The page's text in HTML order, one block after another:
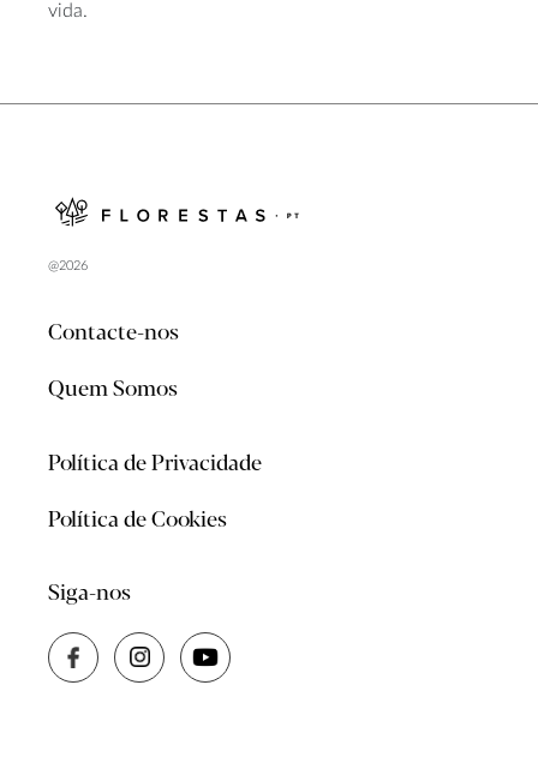
vida.
@2026
Contacte-nos
Quem Somos
Política de Privacidade
Política de Cookies
Siga-nos